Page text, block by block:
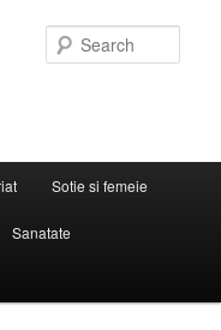
Sotie si femeie
Sanatate